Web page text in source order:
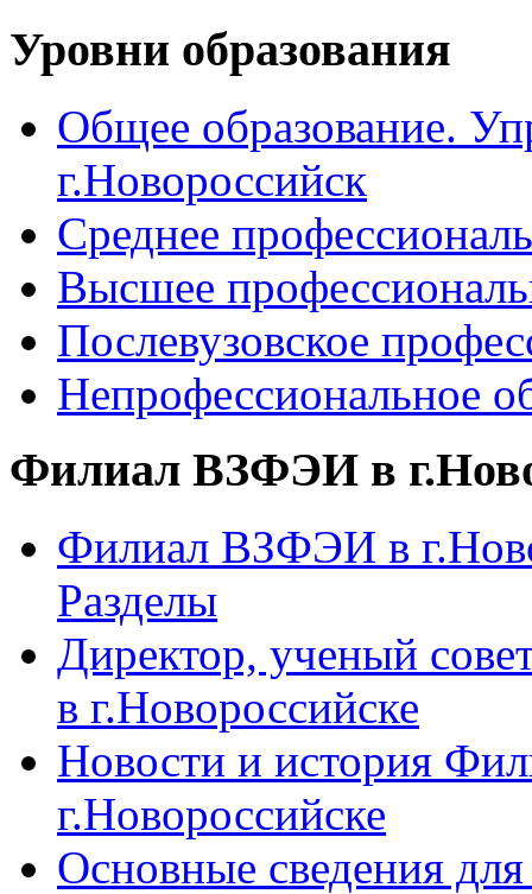
Уровни образования
Общее образование.
г.Новороссийск
Среднее
Высшее
Послевузовское
Непрофессиональное
Филиал ВЗФЭИ в
Филиал ВЗФЭИ в
Разделы
Директор, ученый
в г.Новороссийске
Новости и история
г.Новороссийске
Основные сведения